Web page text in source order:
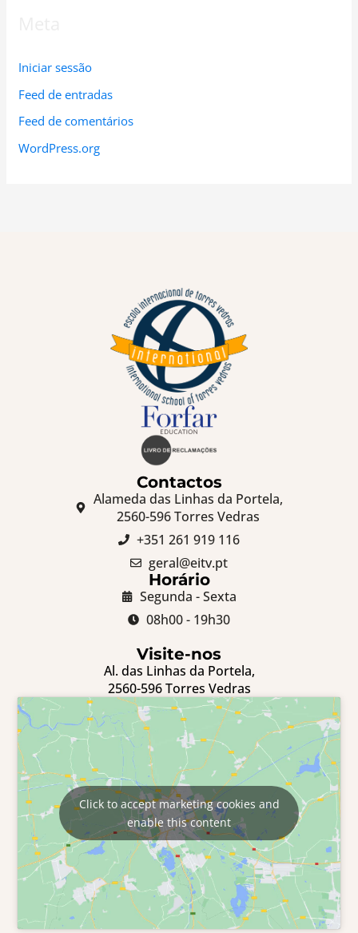
Iniciar sessão
Feed de entradas
Feed de comentários
WordPress.org
Contactos
Alameda das Linhas da Portela,
2560-596 Torres Vedras
+351 261 919 116
geral@eitv.pt
Horário
Segunda - Sexta
08h00 - 19h30
Visite-nos
Al. das Linhas da Portela,
2560-596 Torres Vedras
Click to accept marketing cookies and
enable this content